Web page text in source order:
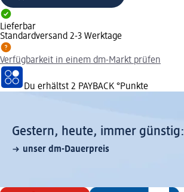
Lieferbar
Standardversand 2-3 Werktage
Verfügbarkeit in einem dm-Markt prüfen
Du erhältst 2 PAYBACK °Punkte
Gestern, heute, immer günstig:
unser dm-Dauerpreis